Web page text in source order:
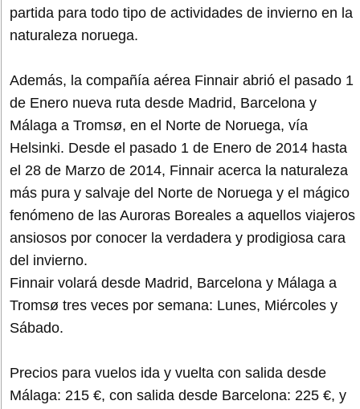
partida para todo tipo de actividades de invierno en la
naturaleza noruega.
Además, la compañía aérea Finnair abrió el pasado 1
de Enero nueva ruta desde Madrid, Barcelona y
Málaga a Tromsø, en el Norte de Noruega, vía
Helsinki. Desde el pasado 1 de Enero de 2014 hasta
el 28 de Marzo de 2014, Finnair acerca la naturaleza
más pura y salvaje del Norte de Noruega y el mágico
fenómeno de las Auroras Boreales a aquellos viajeros
ansiosos por conocer la verdadera y prodigiosa cara
del invierno.
Finnair volará desde Madrid, Barcelona y Málaga a
Tromsø tres veces por semana: Lunes, Miércoles y
Sábado.
Precios para vuelos ida y vuelta con salida desde
Málaga: 215 €, con salida desde Barcelona: 225 €, y